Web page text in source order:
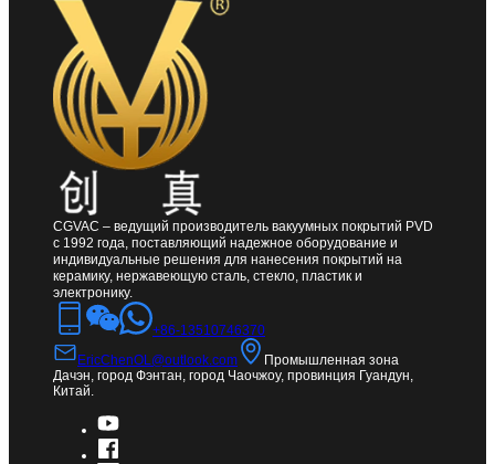
CGVAC – ведущий производитель вакуумных покрытий PVD
с 1992 года, поставляющий надежное оборудование и
индивидуальные решения для нанесения покрытий на
керамику, нержавеющую сталь, стекло, пластик и
электронику.
+86-13510746370
EricChenOL@outlook.com
Промышленная зона
Дачэн, город Фэнтан, город Чаочжоу, провинция Гуандун,
Китай.